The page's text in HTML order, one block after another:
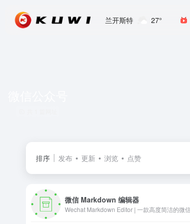
兰开斯特 27°
排序 发布 更新 浏览 点赞
微信 Markdown 编辑器